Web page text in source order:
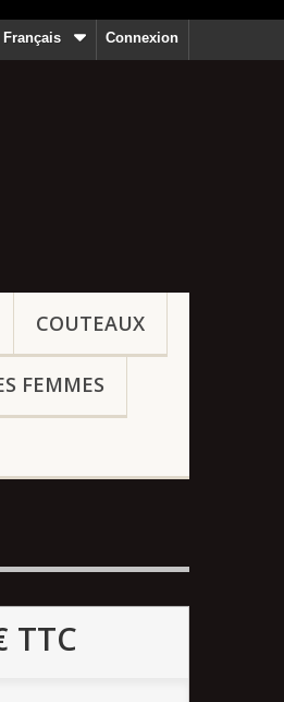
Connexion
Français
COUTEAUX
FEMMES
TTC